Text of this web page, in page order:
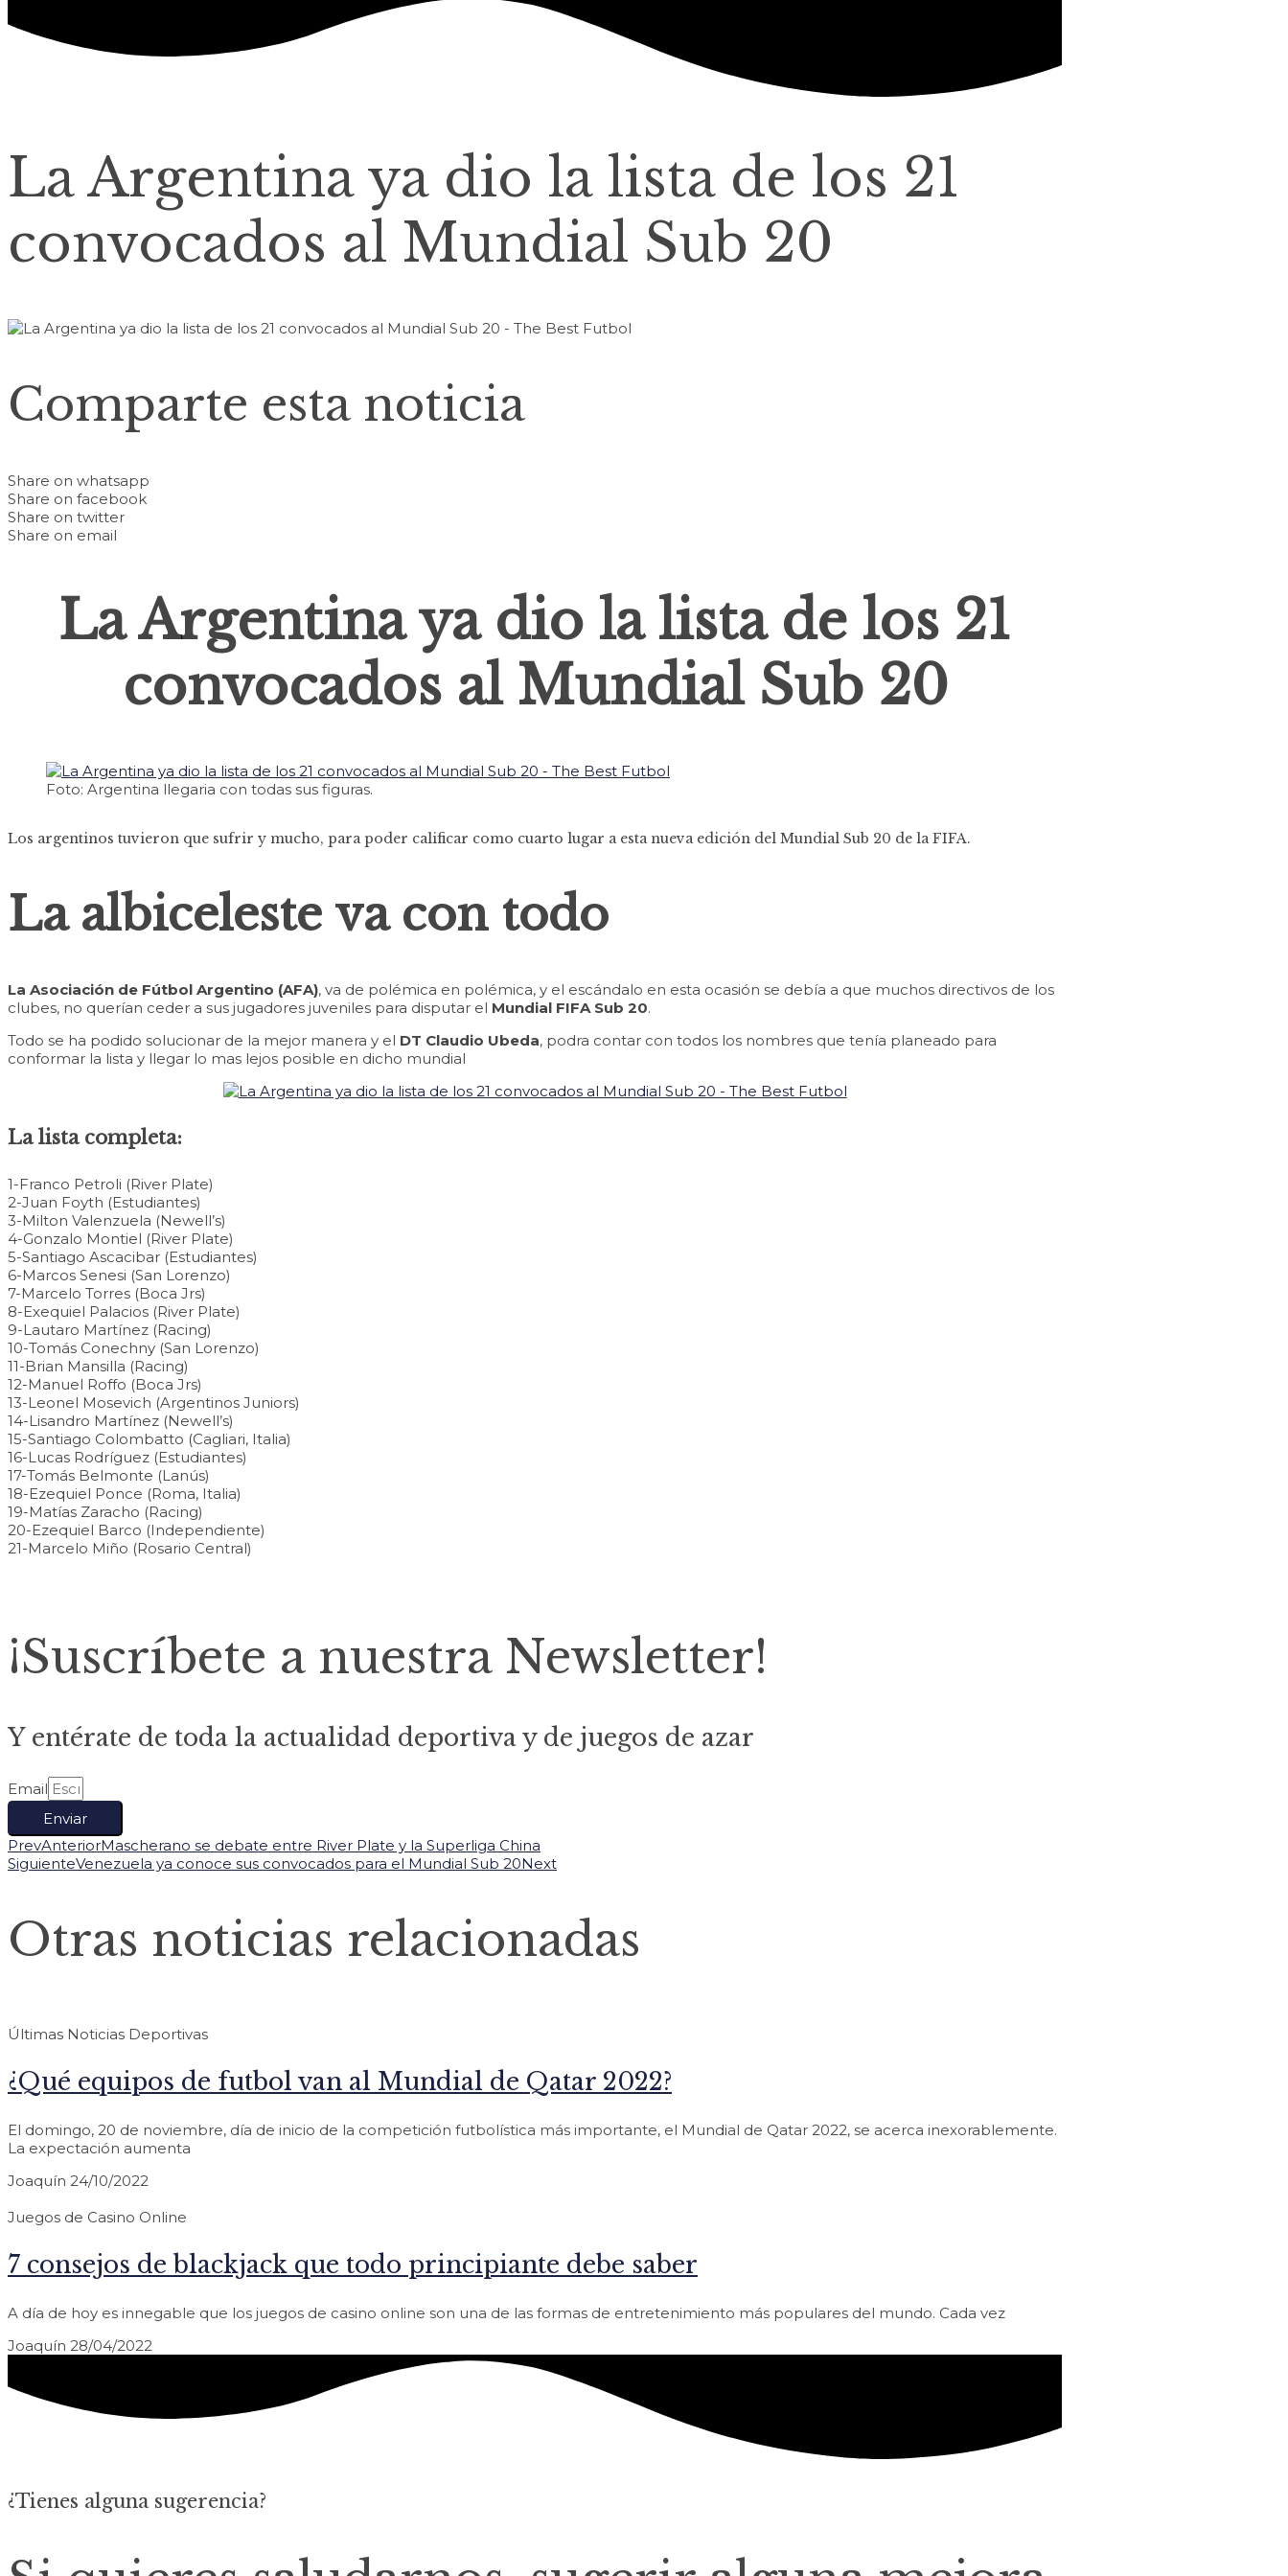
La Argentina ya dio la lista de los 21
convocados al Mundial Sub 20
Comparte esta noticia
Share on whatsapp
Share on facebook
Share on twitter
Share on email
La Argentina ya dio la lista de los 21
convocados al Mundial Sub 20
Foto: Argentina llegaria con todas sus figuras.
Los argentinos tuvieron que sufrir y mucho, para poder calificar como cuarto lugar a esta nueva edición del Mundial Sub 20 de la FIFA.
La albiceleste va con todo
La Asociación de Fútbol Argentino (AFA), va de polémica en polémica, y el escándalo en esta ocasión se debía a que muchos directivos de los
clubes, no querían ceder a sus jugadores juveniles para disputar el Mundial FIFA Sub 20.
Todo se ha podido solucionar de la mejor manera y el DT Claudio Ubeda, podra contar con todos los nombres que tenía planeado para
conformar la lista y llegar lo mas lejos posible en dicho mundial
La lista completa:
1-Franco Petroli (River Plate)
2-Juan Foyth (Estudiantes)
3-Milton Valenzuela (Newell’s)
4-Gonzalo Montiel (River Plate)
5-Santiago Ascacibar (Estudiantes)
6-Marcos Senesi (San Lorenzo)
7-Marcelo Torres (Boca Jrs)
8-Exequiel Palacios (River Plate)
9-Lautaro Martínez (Racing)
10-Tomás Conechny (San Lorenzo)
11-Brian Mansilla (Racing)
12-Manuel Roffo (Boca Jrs)
13-Leonel Mosevich (Argentinos Juniors)
14-Lisandro Martínez (Newell’s)
15-Santiago Colombatto (Cagliari, Italia)
16-Lucas Rodríguez (Estudiantes)
17-Tomás Belmonte (Lanús)
18-Ezequiel Ponce (Roma, Italia)
19-Matías Zaracho (Racing)
20-Ezequiel Barco (Independiente)
21-Marcelo Miño (Rosario Central)
¡Suscríbete a nuestra Newsletter!
Y entérate de toda la actualidad deportiva y de juegos de azar
Email
Enviar
PrevAnteriorMascherano se debate entre River Plate y la Superliga China
SiguienteVenezuela ya conoce sus convocados para el Mundial Sub 20Next
Otras noticias relacionadas
Últimas Noticias Deportivas
¿Qué equipos de futbol van al Mundial de Qatar 2022?
El domingo, 20 de noviembre, día de inicio de la competición futbolística más importante, el Mundial de Qatar 2022, se acerca inexorablemente.
La expectación aumenta
Joaquín 24/10/2022
Juegos de Casino Online
7 consejos de blackjack que todo principiante debe saber
A día de hoy es innegable que los juegos de casino online son una de las formas de entretenimiento más populares del mundo. Cada vez
Joaquín 28/04/2022
¿Tienes alguna sugerencia?